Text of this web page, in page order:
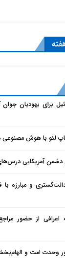
ساکن هستند و
برای یهودیان
لئو با هوش
دشمن آمریکایی
و مبارزه با
اعرافی از حضور
وحدت امت و